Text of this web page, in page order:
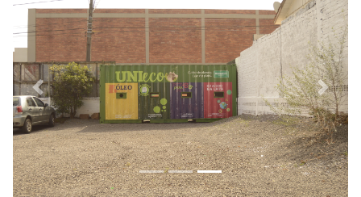
Focus first slide
Focus second slide
Focus third slide
Previous Next